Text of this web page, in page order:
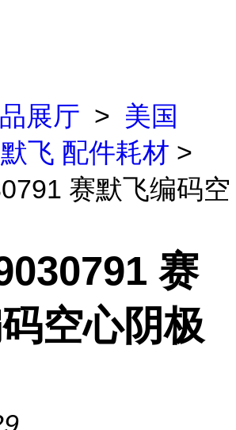
展厅 > 美国
飞 配件耗材 >
赛默飞编码空
赛
空心阴极